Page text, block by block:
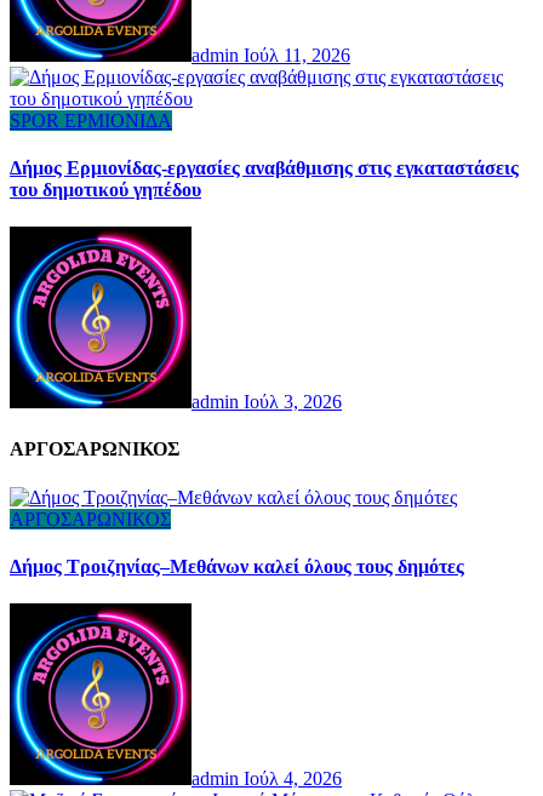
admin Ιούλ 11, 2026
SPOR ΕΡΜΙΟΝΙΔΑ
Δήμος Ερμιονίδας-εργασίες αναβάθμισης στις εγκαταστάσεις
του δημοτικού γηπέδου
admin Ιούλ 3, 2026
AΡΓΟΣΑΡΩΝΙΚΟΣ
ΑΡΓΟΣΑΡΩΝΙΚΟΣ
Δήμος Τροιζηνίας–Μεθάνων καλεί όλους τους δημότες
admin Ιούλ 4, 2026